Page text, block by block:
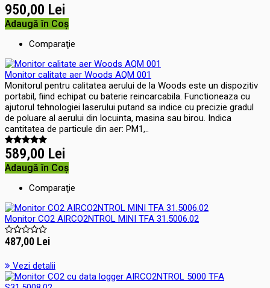
950,00 Lei
Adaugă în Coş
Comparaţie
Monitor calitate aer Woods AQM 001
Monitorul pentru calitatea aerului de la Woods este un dispozitiv
portabil, fiind echipat cu baterie reincarcabila. Functioneaza cu
ajutorul tehnologiei laserului putand sa indice cu precizie gradul
de poluare al aerului din locuinta, masina sau birou. Indica
cantitatea de particule din aer: PM1,..
589,00 Lei
Adaugă în Coş
Comparaţie
Monitor CO2 AIRCO2NTROL MINI TFA 31.5006.02
487,00 Lei
Vezi detalii